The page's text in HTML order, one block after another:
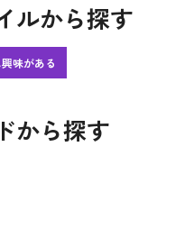
ルから探す
味がある
から探す